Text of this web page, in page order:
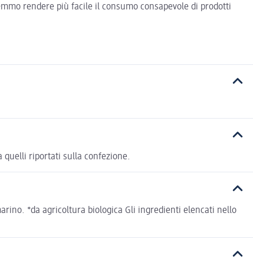
rendere più facile il consumo consapevole di prodotti
quelli riportati sulla confezione.
*da agricoltura biologica Gli ingredienti elencati nello